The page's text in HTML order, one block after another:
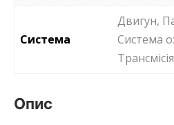
Система
Двигун,
Система
Трансмісія
Опис